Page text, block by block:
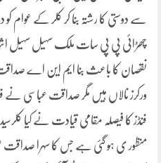
سے دوستی کا رشتہ بنا کر کلر کے عوام کو
چھڑائی پی پی سات ملک سہیل سہیل
نقصان کا باعث بنا ایم این اے
ورکرز نالاں ہیں مگر صداقت عباسی نے
فنڈز کا فیصلہ مقامی قیادت نے کیا
منظور ی ہو گئی ہے جس کا سہرا